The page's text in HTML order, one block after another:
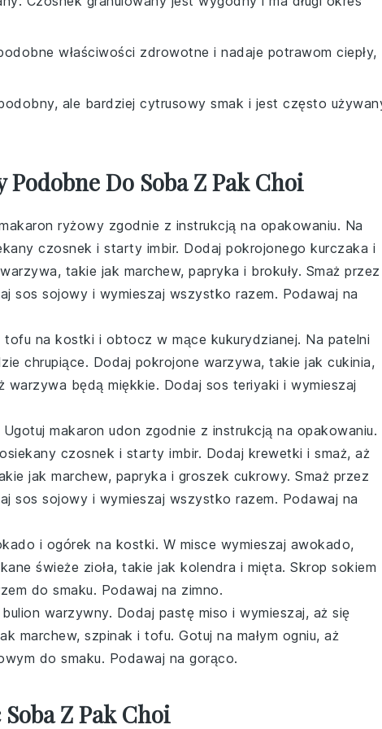
właściwości zdrowotne i nadaje potrawom ciepły,
ale bardziej cytrusowy smak i jest często
Do Soba Z Pak Choi
ryżowy zgodnie z instrukcją na opakowaniu. Na
czosnek i starty imbir. Dodaj pokrojonego kurczaka i
takie jak marchew, papryka i brokuły. Smaż przez
sos sojowy i wymieszaj wszystko razem. Podawaj na
tofu na kostki i obtocz w mące kukurydzianej. Na patelni
chrupiące. Dodaj pokrojone warzywa, takie jak cukinia,
warzywa będą miękkie. Dodaj sos teriyaki i wymieszaj
Ugotuj makaron udon zgodnie z instrukcją na opakowaniu.
czosnek i starty imbir. Dodaj krewetki i smaż, aż
jak marchew, papryka i groszek cukrowy. Smaż przez
sos sojowy i wymieszaj wszystko razem. Podawaj na
i ogórek na kostki. W misce wymieszaj awokado,
świeże zioła, takie jak kolendra i mięta. Skrop sokiem
do smaku. Podawaj na zimno.
warzywny. Dodaj pastę miso i wymieszaj, aż się
marchew, szpinak i tofu. Gotuj na małym ogniu, aż
do smaku. Podawaj na gorąco.
Z Pak Choi